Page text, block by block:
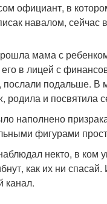
официант, в
навалом, сейчас
мама с
в лицей с
послали подальше.
родила и посвятила
наполнено
фигурами
некто, в ком
как их ни
канал.